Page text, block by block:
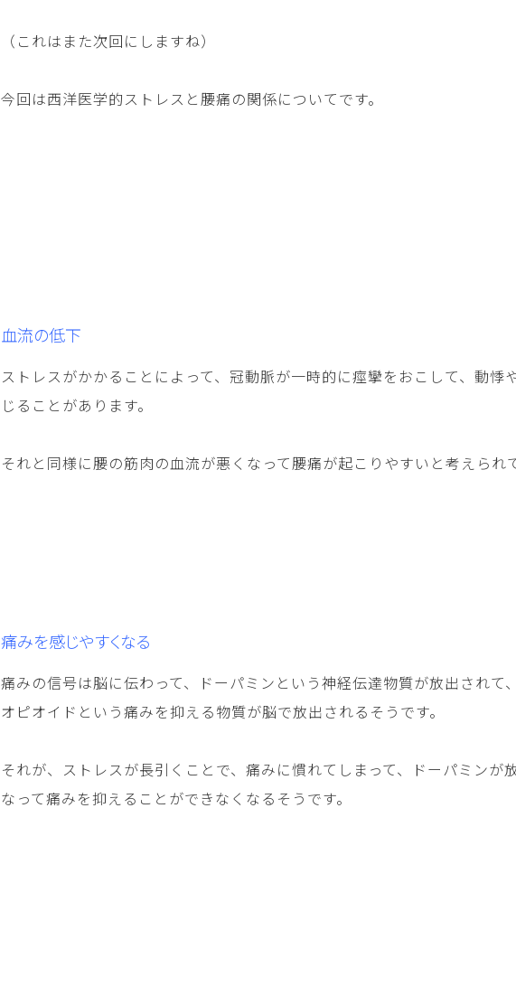
（これはまた次回にしますね）
今回は西洋医学的ストレスと腰痛の関係についてです。
血流の低下
ストレスがかかることによって、冠動脈が一時的に痙攣をおこして、動悸
じることがあります。
それと同様に腰の筋肉の血流が悪くなって腰痛が起こりやすいと考えられ
痛みを感じやすくなる
痛みの信号は脳に伝わって、ドーパミンという神経伝達物質が放出されて
オピオイドという痛みを抑える物質が脳で放出されるそうです。
それが、ストレスが長引くことで、痛みに慣れてしまって、ドーパミンが
なって痛みを抑えることができなくなるそうです。